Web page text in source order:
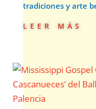
tradiciones y arte
leer más